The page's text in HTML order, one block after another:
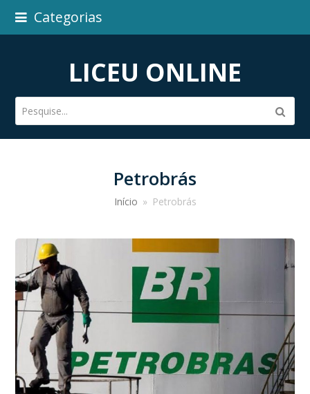
Categorias
LICEU ONLINE
Pesquise...
Petrobrás
Início » Petrobrás